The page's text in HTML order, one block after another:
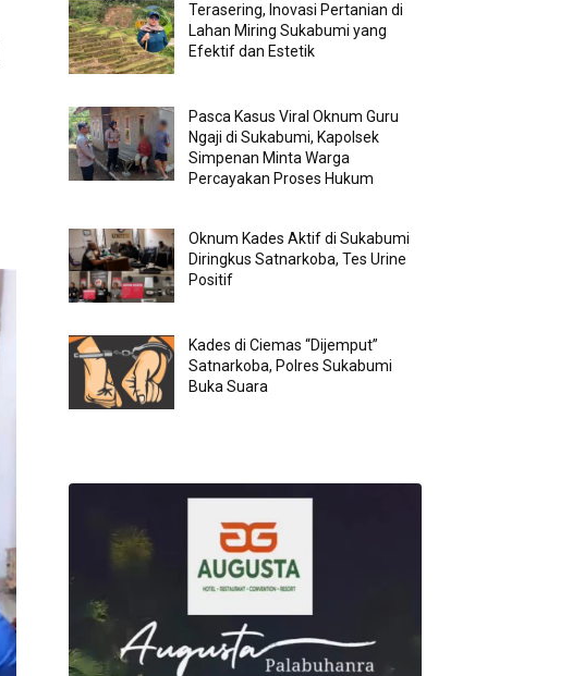
Terasering, Inovasi Pertanian di
Lahan Miring Sukabumi yang
Efektif dan Estetik
Pasca Kasus Viral Oknum Guru
Ngaji di Sukabumi, Kapolsek
Simpenan Minta Warga
Percayakan Proses Hukum
Oknum Kades Aktif di Sukabumi
Diringkus Satnarkoba, Tes Urine
Positif
Kades di Ciemas “Dijemput”
Satnarkoba, Polres Sukabumi
Buka Suara